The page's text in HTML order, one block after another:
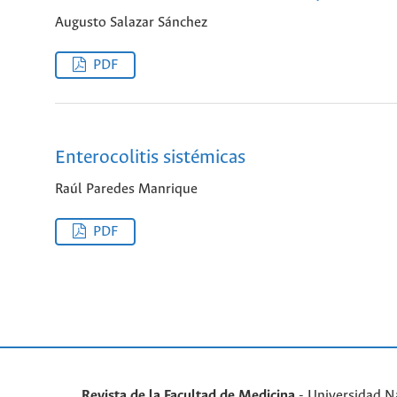
Augusto Salazar Sánchez
PDF
Enterocolitis sistémicas
Raúl Paredes Manrique
PDF